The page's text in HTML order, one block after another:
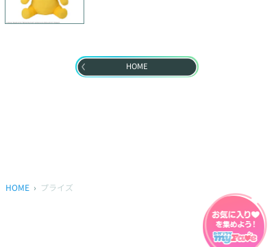
HOME
HOME プライズ